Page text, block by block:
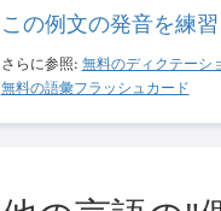
この例文の発音を練習
さらに参照: 無料のディクテーシ
無料の語彙フラッシュカード